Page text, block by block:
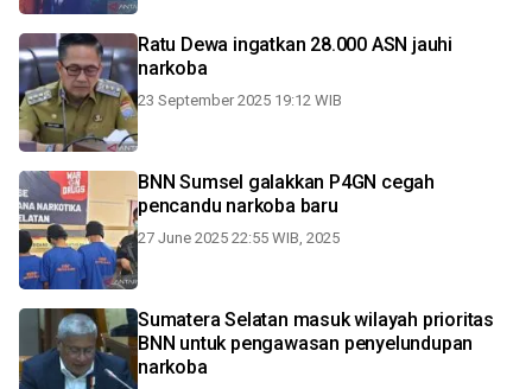
Ratu Dewa ingatkan 28.000 ASN jauhi
narkoba
23 September 2025 19:12 WIB
BNN Sumsel galakkan P4GN cegah
pencandu narkoba baru
27 June 2025 22:55 WIB, 2025
Sumatera Selatan masuk wilayah prioritas
BNN untuk pengawasan penyelundupan
narkoba